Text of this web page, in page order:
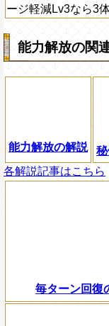
ージ軽減Lv3なら3
能力解放の関
能力解放の解説
各解説記事はこちら
毎ターン回復